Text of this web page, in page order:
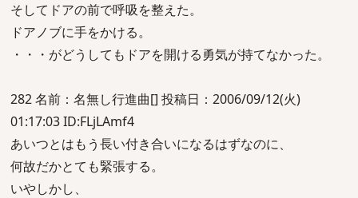
そしてドアの前で呼吸を整えた。
ドアノブに手をかける。
・・・がどうしてもドアを開ける勇気が持てなかった。
282 名前：名無し行進曲[] 投稿日：2006/09/12(火)
01:17:03 ID:FLjLAmf4
あいつとはもう長い付き合いになるはずなのに、
何故だかとても緊張する。
いやしかし、